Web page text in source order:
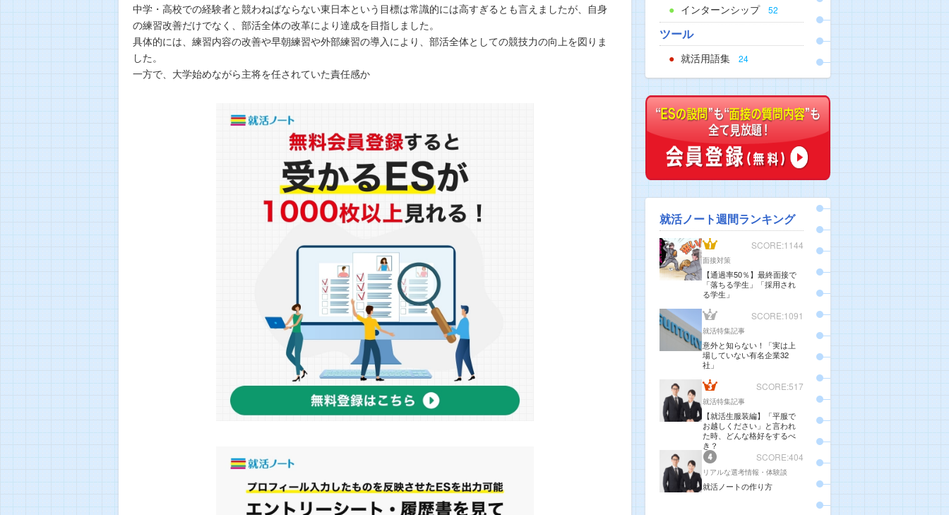
中学・高校での経験者と競わねばならない東日本という目標は常識的には高すぎるとも言えましたが、自身
の練習改善だけでなく、部活全体の改革により達成を目指しました。
具体的には、練習内容の改善や早朝練習や外部練習の導入により、部活全体としての競技力の向上を図りま
した。
一方で、大学始めながら主将を任されていた責任感か
インターンシップ 52
ツール
就活用語集 24
就活ノート週間ランキング
SCORE:1144
面接対策
【通過率50％】最終面接で
「落ちる学生」「採用され
る学生」
SCORE:1091
就活特集記事
意外と知らない！「実は上
場していない有名企業32
社」
SCORE:517
就活特集記事
【就活生服装編】「平服で
お越しください」と言われ
た時、どんな格好をするべ
き？
SCORE:404
リアルな選考情報・体験談
就活ノートの作り方